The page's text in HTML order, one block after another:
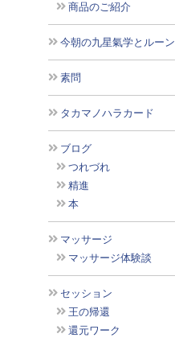
商品のご紹介
今朝の九星氣学とルーン
素問
タカマノハラカード
ブログ
つれづれ
精進
本
マッサージ
マッサージ体験談
セッション
王の帰還
還元ワーク